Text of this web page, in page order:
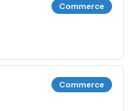
Commerce
Commerce